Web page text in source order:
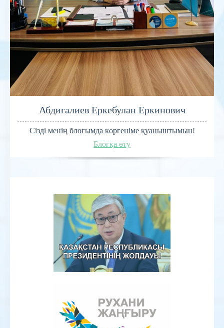
Абдигалиев Еркебулан Еркинович
Сізді менің блогымда көргеніме қуаныштымын!
Блогқа өту